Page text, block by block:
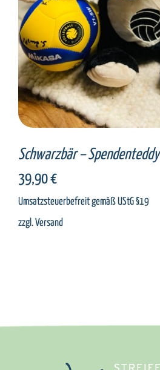
Schwarzbär – Spendenteddy
39,90€
Umsatzsteuerbefreit gemäß UStG §19
zzgl.Versand